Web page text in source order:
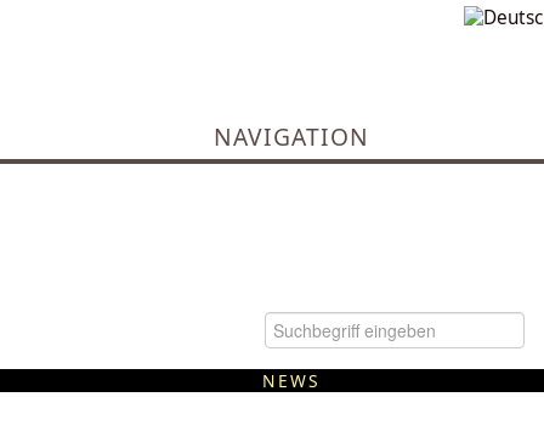
NAVIGATION
NEWS